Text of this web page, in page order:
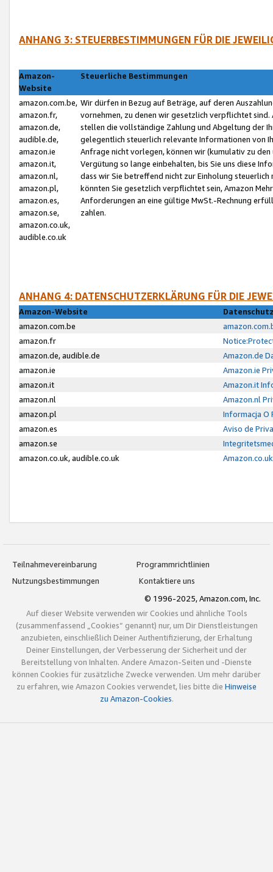
ANHANG 3: STEUERBESTIMMUNGEN FÜR DIE
Amazon-
Website
Steuerliche Bestimmungen
amazon.com.be,
amazon.fr,
amazon.de,
audible.de,
amazon.ie
amazon.it,
amazon.nl,
amazon.pl,
amazon.es,
amazon.se,
amazon.co.uk,
audible.co.uk
Wir dürfen in Bezug auf Beträge, auf deren
vornehmen, zu denen wir gesetzlich verpflichtet
stellen die vollständige Zahlung und Abgeltung der
gelegentlich steuerlich relevante Informationen von
Anfrage nicht vorlegen, können wir (kumulativ zu
Vergütung so lange einbehalten, bis Sie uns diese
dass wir Sie betreffend nicht zur Einholung
könnten Sie gesetzlich verpflichtet sein, Amazon
Anforderungen an eine gültige MwSt.-Rechnung
zahlen.
ANHANG 4: DATENSCHUTZERKLÄRUNG FÜR DIE
Amazon-Website
amazon.com.be
amazon.fr
amazon.de, audible.de
Amazon.de
amazon.ie
Amazon.ie
amazon.it
Amazon.it
amazon.nl
Amazon.nl
amazon.pl
Informacja O
amazon.es
Aviso de
amazon.se
amazon.co.uk, audible.co.uk
Teilnahmevereinbarung
Programmrichtlinien
Nutzungsbestimmungen
Kontaktiere uns
© 1996-2025, Amazon.com, Inc.
Auf dieser Website verwenden wir Cookies und ähnliche Tools
(zusammenfassend „Cookies“ genannt) nur, um Dir Dienstleistungen
anzubieten, einschließlich Deiner Authentifizierung, der Erhaltung
Deiner Einstellungen, der Verbesserung der Sicherheit und der
Bereitstellung von Inhalten. Andere Amazon-Seiten und -Dienste
können Cookies für zusätzliche Zwecke verwenden. Um mehr darüber
zu erfahren, wie Amazon Cookies verwendet, lies bitte die Hinweise
zu Amazon-Cookies.